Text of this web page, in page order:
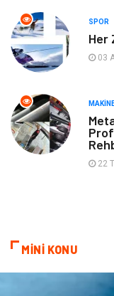
Spor
Turizm
Nakliye
Mobilya
Evlilik Rehberi
SPOR
Her
03
22
MİNİ KONU